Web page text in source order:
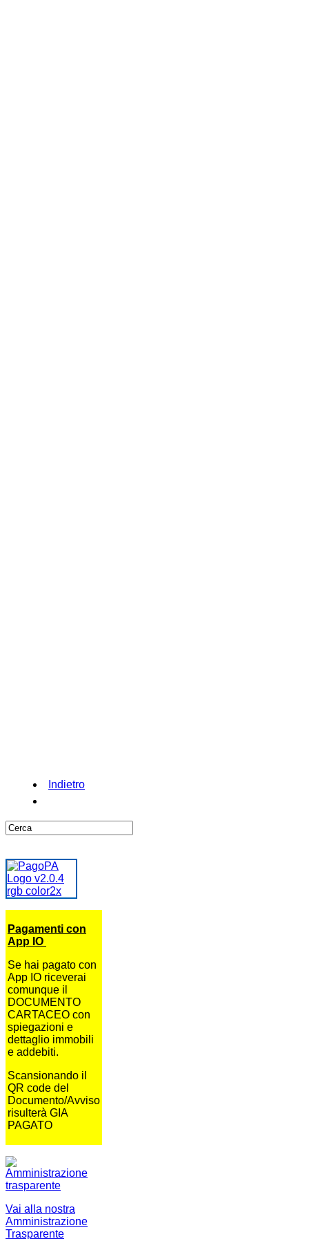
Indietro
Pagamenti con
App IO
Se hai pagato con
App IO riceverai
comunque il
DOCUMENTO
CARTACEO con
spiegazioni e
dettaglio immobili
e addebiti.
Scansionando il
QR code del
Documento/Avviso
risulterà GIA
PAGATO
Vai alla nostra
Amministrazione
Trasparente